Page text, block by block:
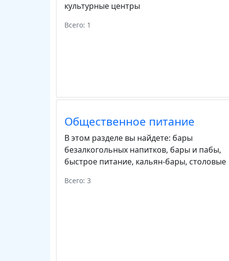
культурные центры
Всего: 1
Общественное питание
В этом разделе вы найдете: бары
безалкогольных напитков, бары и пабы,
быстрое питание, кальян-бары, столовые
Всего: 3